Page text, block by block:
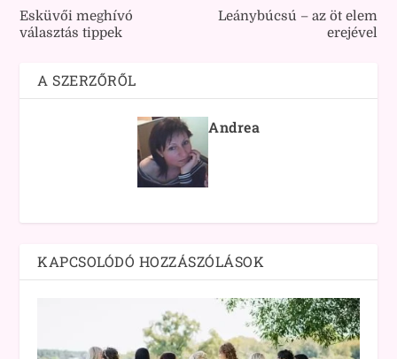
Esküvői meghívó
választás tippek
Leánybúcsú – az öt elem
erejével
A SZERZŐRŐL
Andrea
KAPCSOLÓDÓ HOZZÁSZÓLÁSOK